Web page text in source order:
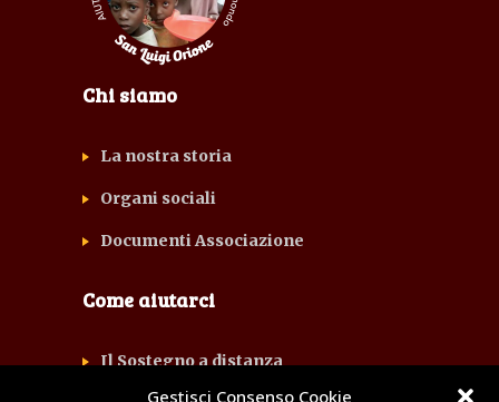
Gestisci Consenso Cookie
Chi siamo
La nostra storia
Organi sociali
Documenti Associazione
Come aiutarci
Il Sostegno a distanza